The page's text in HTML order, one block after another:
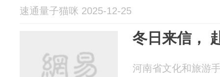
速通量子猫咪 2025-12-25
冬日来信，
河南省文化和旅游